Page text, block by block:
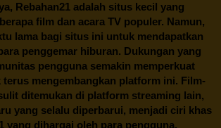
Rebahan21 adalah situs kecil yang
film dan acara TV populer. Namun,
lama bagi situs ini untuk mendapatkan
penggemar hiburan. Dukungan yang
pengguna semakin memperkuat
mengembangkan platform ini. Film-
ditemukan di platform streaming lain,
yang selalu diperbarui, menjadi ciri khas
yang dihargai oleh para pengguna.